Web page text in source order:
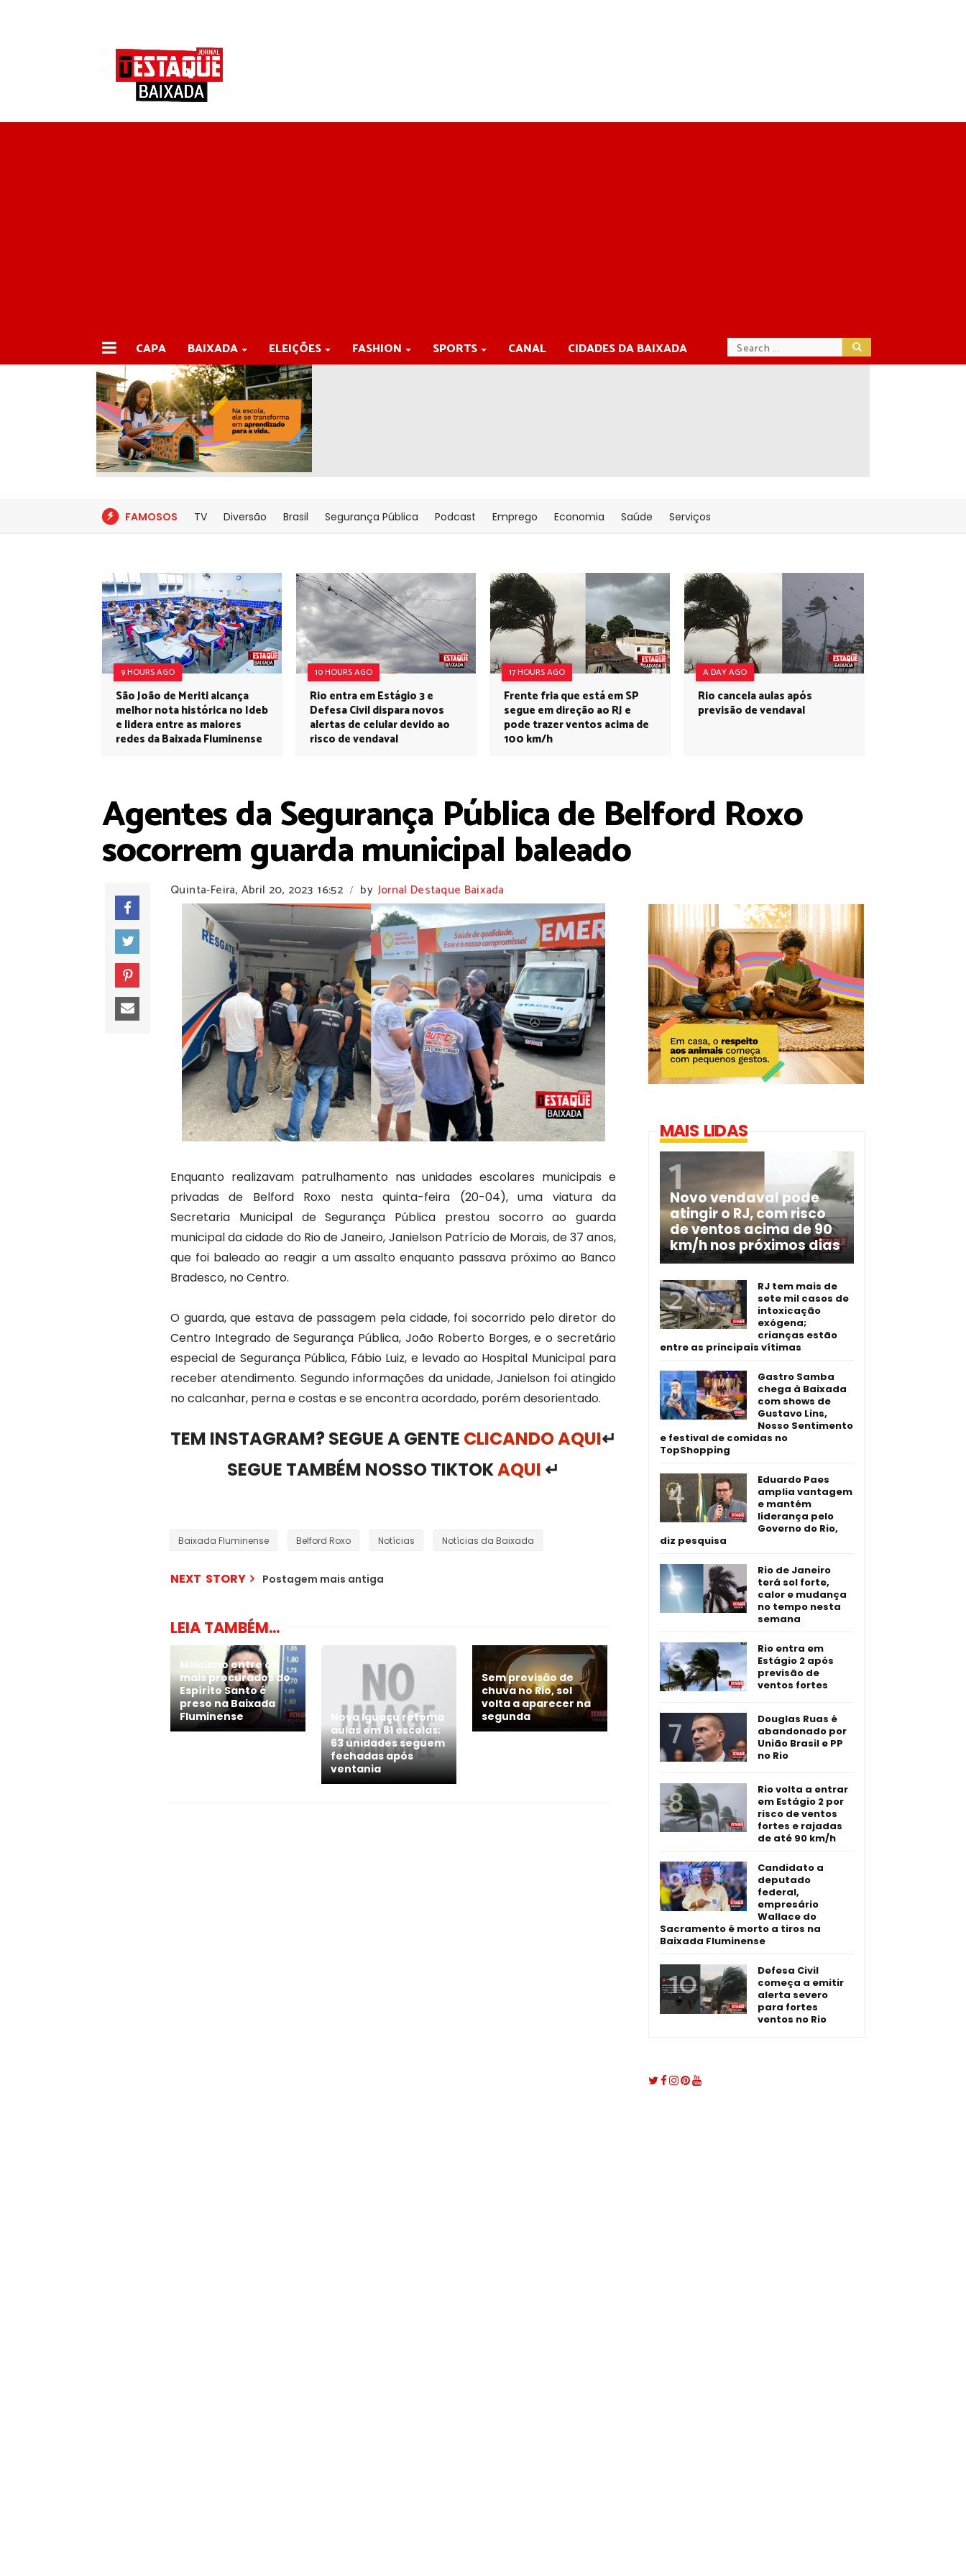
CAPA BAIXADA ELEIÇÕES FASHION SPORTS CANAL CIDADES DA BAIXADA
FAMOSOS TV Diversão Brasil Segurança Pública Podcast Emprego Economia Saúde Serviços
9 HOURS AGO
São João de Meriti alcança
melhor nota histórica no Ideb
e lidera entre as maiores
redes da Baixada Fluminense
10 HOURS AGO
Rio entra em Estágio 3 e
Defesa Civil dispara novos
alertas de celular devido ao
risco de vendaval
17 HOURS AGO
Frente fria que está em SP
segue em direção ao RJ e
pode trazer ventos acima de
100 km/h
A DAY AGO
Rio cancela aulas após
previsão de vendaval
Agentes da Segurança Pública de Belford Roxo
socorrem guarda municipal baleado
Quinta-Feira, Abril 20, 2023 16:52 / by Jornal Destaque Baixada
Enquanto realizavam patrulhamento nas unidades escolares municipais e
privadas de Belford Roxo nesta quinta-feira (20-04), uma viatura da
Secretaria Municipal de Segurança Pública prestou socorro ao guarda
municipal da cidade do Rio de Janeiro, Janielson Patrício de Morais, de 37 anos,
que foi baleado ao reagir a um assalto enquanto passava próximo ao Banco
Bradesco, no Centro.
O guarda, que estava de passagem pela cidade, foi socorrido pelo diretor do
Centro Integrado de Segurança Pública, João Roberto Borges, e o secretário
especial de Segurança Pública, Fábio Luiz, e levado ao Hospital Municipal para
receber atendimento. Segundo informações da unidade, Janielson foi atingido
no calcanhar, perna e costas e se encontra acordado, porém desorientado.
TEM INSTAGRAM? SEGUE A GENTE CLICANDO AQUI↵
SEGUE TAMBÉM NOSSO TIKTOKAQUI ↵
Baixada Fluminense Belford Roxo Notícias Notícias da Baixada
NEXT STORY Postagem mais antiga
LEIA TAMBÉM...
Miliciano entre os
mais procurados do
Espírito Santo é
preso na Baixada
Fluminense
Nova Iguaçu retoma
aulas em 81 escolas;
63 unidades seguem
fechadas após
ventania
Sem previsão de
chuva no Rio, sol
volta a aparecer na
segunda
MAIS LIDAS
Novo vendaval pode
atingir o RJ, com risco
de ventos acima de 90
km/h nos próximos dias
RJ tem mais de
sete mil casos de
intoxicação
exógena;
crianças estão
entre as principais vítimas
Gastro Samba
chega à Baixada
com shows de
Gustavo Lins,
Nosso Sentimento
e festival de comidas no
TopShopping
Eduardo Paes
amplia vantagem
e mantém
liderança pelo
Governo do Rio,
diz pesquisa
Rio de Janeiro
terá sol forte,
calor e mudança
no tempo nesta
semana
Rio entra em
Estágio 2 após
previsão de
ventos fortes
Douglas Ruas é
abandonado por
União Brasil e PP
no Rio
Rio volta a entrar
em Estágio 2 por
risco de ventos
fortes e rajadas
de até 90 km/h
Candidato a
deputado
federal,
empresário
Wallace do
Sacramento é morto a tiros na
Baixada Fluminense
Defesa Civil
começa a emitir
alerta severo
para fortes
ventos no Rio